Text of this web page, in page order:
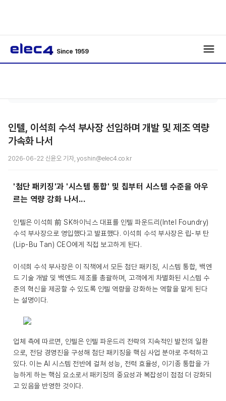
Since 1959
인텔, 이석희 수석 부사장 선임하며 개발 및 제조 역량
가속화 나서
2026-06-22 신윤오 기자, yoshin@elec4.co.kr
'첨단 패키징'과 '시스템 통합' 및 칩부터 시스템 수준을 아우
르는 역량 강화 나서...
인텔은 이석희 前 SK하이닉스 대표를 인텔 파운드리(Intel Foundry)
수석 부사장으로 영입했다고 발표했다. 이석희 수석 부사장은 립-부 탄
(Lip-Bu Tan) CEO에게 직접 보고하게 된다.
이석희 수석 부사장은 이 직책에서 모든 첨단 패키징, 시스템 통합, 백엔
드 기술 개발 및 백엔드 제조를 총괄하며, 고객에게 차별화된 시스템 수
준의 혁신을 제공할 수 있도록 인텔 역량을 강화하는 역할을 맡게 된다
는 설명이다.
업체 측에 따르면, 인텔은 인텔 파운드리 전략의 지속적인 발전의 일환
으로, 전담 경영진을 구성해 첨단 패키징을 핵심 사업 분야로 주력하고
있다. 이는 AI 시스템 전반에 걸쳐 성능, 전력 효율성, 이기종 통합을 가
능하게 하는 핵심 요소로서 패키징의 중요성과 복잡성이 점점 더 강화되
고 있음을 반영한 것이다.